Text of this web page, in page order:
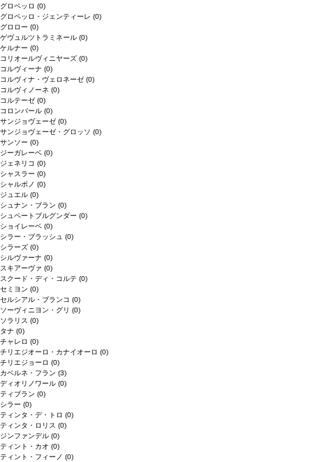
グロペッロ (0)
グロペッロ・ジェンティーレ (0)
グロロー (0)
ゲヴュルツトラミネール (0)
ケルナー (0)
コリオールヴィニヤーズ (0)
コルヴィーナ (0)
コルヴィナ・ヴェロネーゼ (0)
コルヴィノーネ (0)
コルテーゼ (0)
コロンバール (0)
サンジョヴェーゼ (0)
サンジョヴェーゼ・グロッソ (0)
サンソー (0)
ジーガレーベ (0)
ジェネリコ (0)
シャスラー (0)
シャルボノ (0)
ジュエル (0)
シュナン・ブラン (0)
シュペートブルグンダー (0)
ショイレーベ (0)
シラー・ブラッシュ (0)
シラーズ (0)
シルヴァーナ (0)
スキアーヴァ (0)
スクード・ディ・コルテ (0)
セミヨン (0)
セルシアル・ブランコ (0)
ソーヴィニヨン・グリ (0)
ソラリス (0)
タナ (0)
チャレロ (0)
チリエジオーロ・カナイオーロ (0)
チリエジョーロ (0)
カベルネ・フラン (3)
ディオリノワール (0)
ティブラン (0)
シラー (0)
ティンタ・デ・トロ (0)
ティンタ・ロリス (0)
ジンファンデル (0)
ティント・カオ (0)
ティント・フィーノ (0)